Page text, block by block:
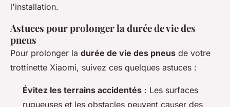
l'installation.
Astuces pour prolonger la durée de vie des
pneus
Pour prolonger la durée de vie des pneus de votre
trottinette Xiaomi, suivez ces quelques astuces :
Évitez les terrains accidentés : Les surfaces
rugueuses et les obstacles peuvent causer des